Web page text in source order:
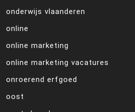
onderwijs vlaanderen
online
online marketing
online marketing vacatures
onroerend erfgoed
oost